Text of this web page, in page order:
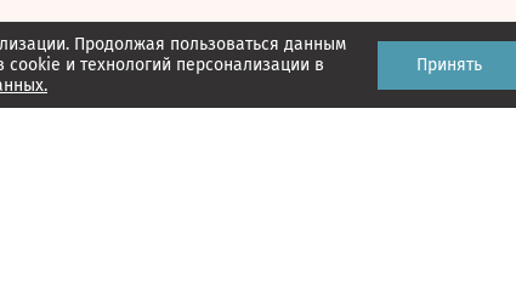
Продолжая пользоваться данным
и технологий персонализации в
Принять